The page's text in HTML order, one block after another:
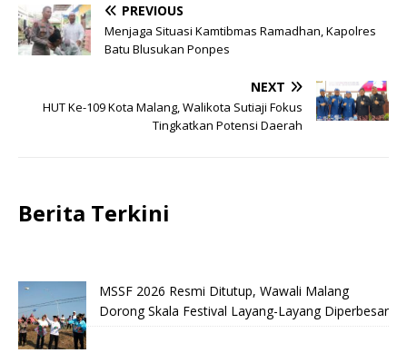
PREVIOUS
Menjaga Situasi Kamtibmas Ramadhan, Kapolres
Batu Blusukan Ponpes
NEXT
HUT Ke-109 Kota Malang, Walikota Sutiaji Fokus
Tingkatkan Potensi Daerah
Berita Terkini
MSSF 2026 Resmi Ditutup, Wawali Malang
Dorong Skala Festival Layang-Layang Diperbesar